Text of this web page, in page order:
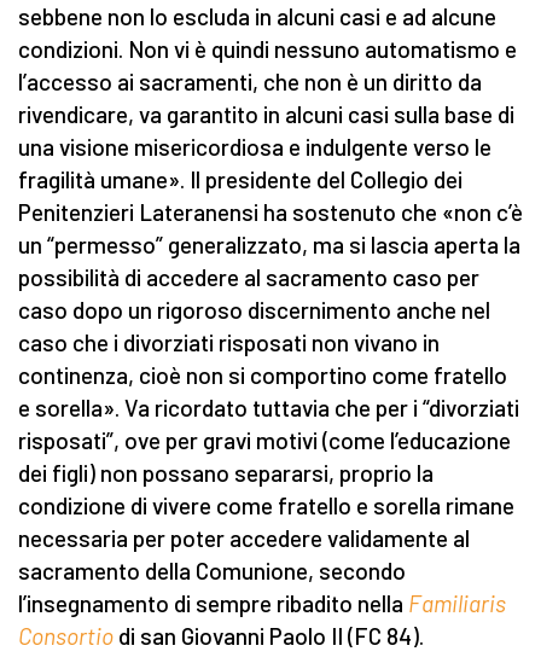
sebbene non lo escluda in alcuni casi e ad alcune
condizioni. Non vi è quindi nessuno automatismo e
l’accesso ai sacramenti, che non è un diritto da
rivendicare, va garantito in alcuni casi sulla base di
una visione misericordiosa e indulgente verso le
fragilità umane». Il presidente del Collegio dei
Penitenzieri Lateranensi ha sostenuto che «non c’è
un “permesso” generalizzato, ma si lascia aperta la
possibilità di accedere al sacramento caso per
caso dopo un rigoroso discernimento anche nel
caso che i divorziati risposati non vivano in
continenza, cioè non si comportino come fratello
e sorella». Va ricordato tuttavia che per i “divorziati
risposati”, ove per gravi motivi (come l’educazione
dei figli) non possano separarsi, proprio la
condizione di vivere come fratello e sorella rimane
necessaria per poter accedere validamente al
sacramento della Comunione, secondo
l’insegnamento di sempre ribadito nella Familiaris
Consortio di san Giovanni Paolo II (FC 84).